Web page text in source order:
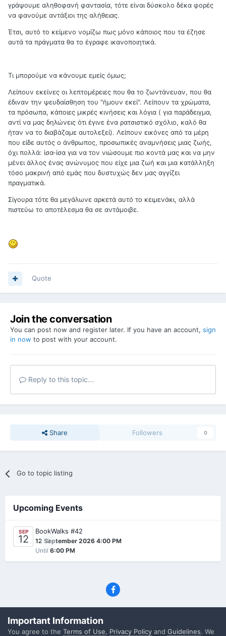
γράψουμε αληθοφανή φαντασία, τότε είναι δύσκολο δέκα φορές
να φανούμε αντάξιοι της αλήθειας.
Έτσι, αυτό το κείμενο νομίζω πως μόνο κάποιος που τα έζησε
αυτά τα πράγματα θα το έγραφε ικανοποιητικά.
Τι μπορούμε να κάνουμε εμείς όμως;
Λείπουν εκείνες οι λεπτομέρειες που θα το ζωντάνευαν, που θα
έδιναν την ψευδαίσθηση του "ήμουν εκεί". Λείπουν τα χρώματα,
τα πρόσωπα, κάποιες μικρές κινήσεις και λόγια ( για παράδειγμα,
αντί να μας δηλώνεις ότι έγινε ένα ρατσιστικό σχόλιο, καλό θα
ήταν να το διαβάζαμε αυτολεξεί). Λείπουν εικόνες από τα μέρη
που είδε αυτός ο άνθρωπος, προσωπικές αναμνήσεις μιας ζωής,
όχι πολλά: ίσα-ίσα για να τον νιώσουμε πιο κοντά μας και να μην
μένει άλλος ένας ανώνυμος που είχε μια ζωή και μια κατάλληξη
τόσο μακρινή από εμάς που δυστυχώς δεν μας αγγίζει
πραγματικά.
Σίγουρα τότε θα μεγάλωνε αρκετά αυτό το κειμενάκι, αλλά
πιστεύω το αποτέλεσμα θα σε αντάμοιβε.
Quote
Join the conversation
You can post now and register later. If you have an account, sign
in now to post with your account.
Reply to this topic...
Share Followers 0
Go to topic listing
Upcoming Events
SEP
12 0
BookWalks #42
12 September 2026 4:00 PM
Until 6:00 PM
(C) SFF.gr, All rights reserved
Important Information
You agree to the Terms of Use, Privacy Policy and Guidelines. We